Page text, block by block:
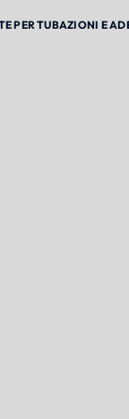
PER TUBAZIONI E